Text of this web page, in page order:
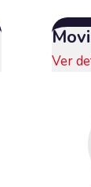
Ver